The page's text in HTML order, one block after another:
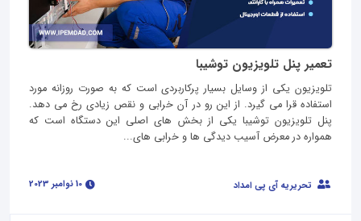
تعمیر پنل تلویزیون توشیبا
تلویزیون یکی از وسایل بسیار پرکاربردی است که به صورت روزانه مورد
استفاده قرا می گیرد. از این رو در آن خرابی و نقص زیادی رخ می دهد.
پنل تلویزیون توشیبا یکی از بخش های اصلی این دستگاه است که
همواره در معرض آسیب دیدگی ها و خرابی های...
تحریریه آی پی امداد